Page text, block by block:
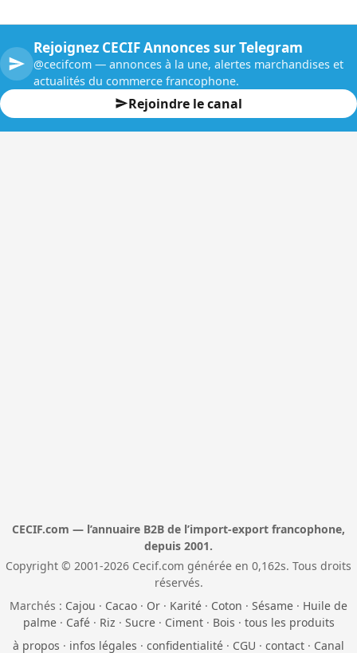
Rejoignez CECIF Annonces sur Telegram
@cecifcom — annonces à la une, alertes marchandises et
actualités du commerce francophone.
Rejoindre le canal
CECIF.com — l’annuaire B2B de l’import-export francophone,
depuis 2001.
Copyright © 2001-2026 Cecif.com générée en 0,162s. Tous droits
réservés.
Marchés : Cajou · Cacao · Or · Karité · Coton · Sésame · Huile de
palme· Café· Riz · Sucre· Ciment· Bois · tous les produits
à propos · infos légales · confidentialité · CGU · contact · Canal